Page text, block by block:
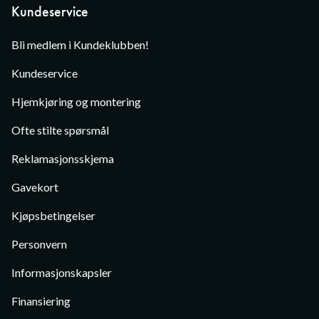
Kundeservice
Bli medlem i Kundeklubben!
Kundeservice
Hjemkjøring og montering
Ofte stilte spørsmål
Reklamasjonsskjema
Gavekort
Kjøpsbetingelser
Personvern
Informasjonskapsler
Finansiering